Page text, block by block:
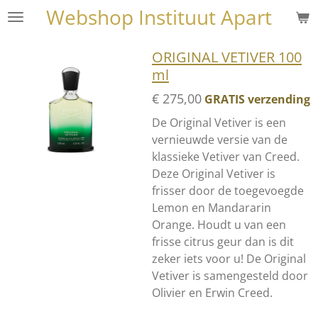
Ga
hoofdinhoud
Webshop Instituut Apart
ORIGINAL VETIVER 100
ml
€ 275,00 GRATIS verzending
De Original Vetiver is een
vernieuwde versie van de
klassieke Vetiver van Creed.
Deze Original Vetiver is
frisser door de toegevoegde
Lemon en Mandararin
Orange. Houdt u van een
frisse citrus geur dan is dit
zeker iets voor u! De Original
Vetiver is samengesteld door
Olivier en Erwin Creed.